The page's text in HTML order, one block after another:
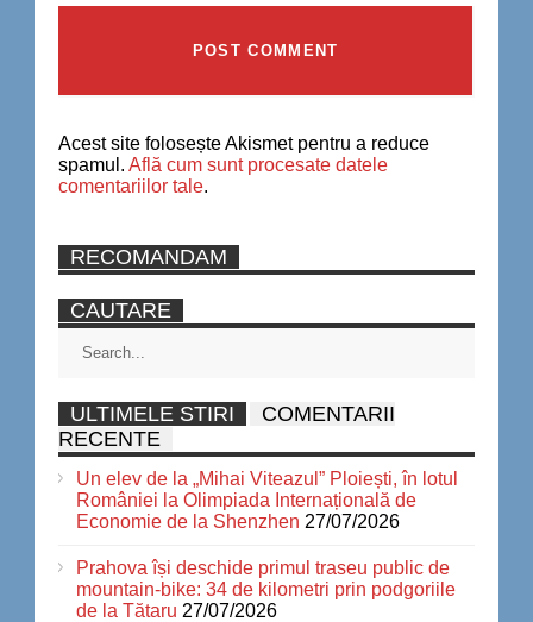
Acest site folosește Akismet pentru a reduce
spamul. Află cum sunt procesate datele
comentariilor tale.
RECOMANDAM
CAUTARE
ULTIMELE STIRI
COMENTARII
RECENTE
Un elev de la „Mihai Viteazul” Ploiești, în lotul
României la Olimpiada Internațională de
Economie de la Shenzhen 27/07/2026
Prahova își deschide primul traseu public de
mountain-bike: 34 de kilometri prin podgoriile
de la Tătaru 27/07/2026